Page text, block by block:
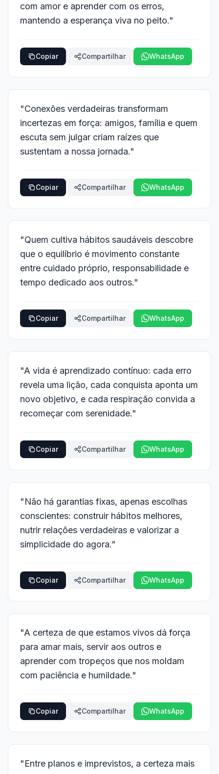
com amor e aprender com os erros,
mantendo a esperança viva no peito."
Copiar Compartilhar WhatsApp
"Conexões verdadeiras transformam
incertezas em força: amigos, família e quem
escuta sem julgar criam raízes que
sustentam a nossa jornada."
Copiar Compartilhar WhatsApp
"Quem cultiva hábitos saudáveis descobre
que o equilíbrio é movimento constante
entre cuidado próprio, responsabilidade e
tempo dedicado aos outros."
Copiar Compartilhar WhatsApp
"A vida é aprendizado contínuo: cada erro
revela uma lição, cada conquista aponta um
novo objetivo, e cada respiração convida a
recomeçar com serenidade."
Copiar Compartilhar WhatsApp
"Não há garantias fixas, apenas escolhas
conscientes: construir hábitos melhores,
nutrir relações verdadeiras e valorizar a
simplicidade do agora."
Copiar Compartilhar WhatsApp
"A certeza de que estamos vivos dá força
para amar mais, servir aos outros e
aprender com tropeços que nos moldam
com paciência e humildade."
Copiar Compartilhar WhatsApp
"Entre planos e imprevistos, a certeza mais